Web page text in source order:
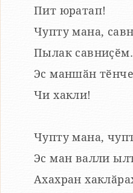
Пит юратап!
Чупту мана,
Пылак савниҫӗм.
Эс маншӑн
Чи хакли!
Чупту мана,
Эс ман валли
Ахахран